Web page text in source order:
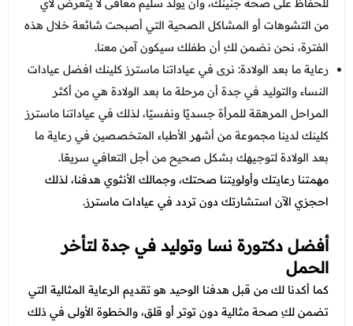
للحفاظ على صحة جنينك، وأن يولد سليم معافى لا يتعرض لأي
من التشوهات أو المشاكل الصحية التي أصبحت شائعة خلال هذه
الفترة، نحن نضمن لكِ أن طفلك سيكون آمن معنا.
رعاية ما بعد الولادة: نرى في عياداتنا ماسترز كلينك افضل عيادات
النساء والتوليد في جدة أن مرحلة ما بعد الولادة هي من أكثر
المراحل المرهقة للمرأة جسديًا ونفسيًا، لذلك في عياداتنا ماسترز
كلينك لدينا مجموعة من أشهر الأطباء المتخصصين في رعاية ما
بعد الولادة لتوجيهك بشكل صحيح من أجل التعافي سريعًا.
مهمتنا رعايتك وأولويتنا صحتك، وجمالك الأنثوي هدفنا، لذلك
احجزي الآن استشارتك دون تردد في عيادات ماسترز.
أفضل دكتورة نسا وتوليد في جدة لتأخر
الحمل
كما أكدنا لك من قبل هدفنا الوحيد هو تقديم الرعاية المثالية التي
تضمن لكِ صحة مثالية دون توتر أو قلق، والخطوة الأولى في ذلك